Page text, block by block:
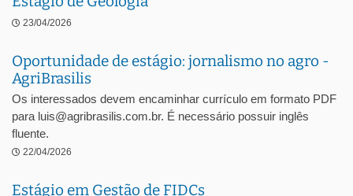
23/04/2026
Oportunidade de estágio: jornalismo no agro -
AgriBrasilis
Os interessados devem encaminhar currículo em formato PDF
para luis@agribrasilis.com.br. É necessário possuir inglês
fluente.
22/04/2026
Estágio em Gestão de FIDCs